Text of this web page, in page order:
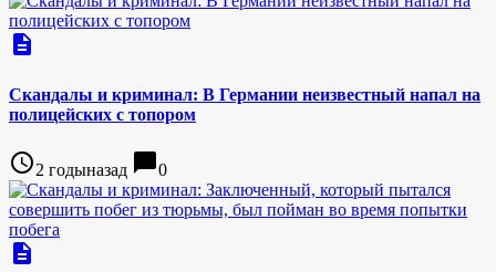
description
Скандалы и криминал: В Германии неизвестный напал на
полицейских с топором
access_time2 годыназад chat_bubble0
description